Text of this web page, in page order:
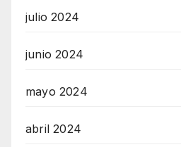
julio 2024
junio 2024
mayo 2024
abril 2024